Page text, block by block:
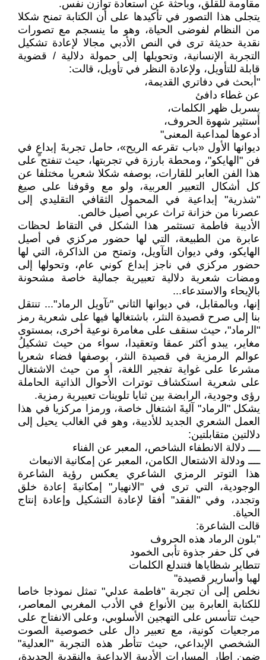
مقاومة للقلق، وباحثة عن استعادة توازن نفس.
يتجلى هذا التصور في تأكيدها على أن الكتابة تمنح شكلا
من النظام لفوضى الحياة، وهو ما ينسجم مع تصورات
نقدية حديثة ترى في النص الأدبي مجالا لإعادة تشكيل
التجربة الإنسانية، وتحويلها إلى حمولة دلالية / قضوية
قابلة للتأويل، ولإعادة النظر في تأويل، قالت:
"أبحث في دفاتري القديمة،
عن غطاء دافئ
يسربل ظهر الكلمات،
أستثير شهوة الحروف،
أدعوها لمداعبة المعنى"
ديوانها الأول «باب تقرعه الريح»، حامل تجربةَ إبداعٍ في
فن "الهايكو"، ومحطة بارزة في تجربتها، حيث تنفتح على
هذا الفن العابر للقارات، بوصفه شكلا شعريا مختلفا عن
كل أشكال التعبير العربية، ولو مع وقوفنا على صيغ
"شذرية" إبداعية في المحمول الثقافي التقليدي إلى
عصرنا من خزانة تراث عربي أصيل خالص.
الأديبة فاطمة تستثمر هذا الشكل في التقاط لحظات
عابرة من الطبيعة، التي لها حضور مركزي في أصيل
الهايكو، وفي ديوان التآويل، وتمتح من الذاكرة، التي لها
حضور مركزي في ناجز إبداع كوني عام، وتحولها إلى
ومضات شعرية دلالية تعبيرية جمالية خاصة مشحونة
بالإيحاء والاستدعاء...
إنها، وبالمقابل، في ديوانها الثاني "تآويل الرماد"... تنتقل
بنا إلى صرح قصيدة النثر، باشتغالها فيها على شعرية رمز
"الرماد"، حيث سنقف على مغامرة نوعية أخرى، بمستوى
مغاير، يبدو أكثر عمقا وتعقيدا، سواء من حيث تشكيلُ
عوالم الرمزية في قصيدة النثر، بوصفها فضاء شعريا
مشرعا على غواية تفجير اللغة، أو من حيث الاشتغال
على شعرية استكشاف توترات الأحوال الذاتية الحاملة
رؤى وجودية، الرابضة بين ثنايا تلوينات تعبيرية رمزية.
يشكل "الرماد" آليةَ اشتغال خاصة، ورمزا مركزيا في هذا
العمل الشعري الجديد للأديبة، وهو في الغالب يحيل إلى
دلالتين متقابلتين:
ــــ دلالة الانطفاء الشاخص، المعبر عن الفناء
ــــ ودلالة الاشتعال الكامن، المعبر عن إمكانية الانبعاث
هذا التوتر الرمزي الشاعري يعكس رؤية الشاعرة
الوجودية، التي ترى في "الانهيار" إمكانيةَ إعادة خلق
وتجدد، وفي "الفقد" أفقا لإعادة التشكيل وإعادة إنتاج
الحياة.
قالت الشاعرة:
"بلون الرماد هذه الحروف
في كل حفر جذوة تأبى الخمود
تتطاير شظاياها فتندلع الكلمات
لهبا وأسارير قصيدة"
نخلص إلى أن تجربة "فاطمة عدلي" تمثل نموذجا خاصا
للكتابة العابرة بين الأنواع في الأدب المغربي المعاصر،
حيث تتأسس على التهجين الأسلوبي، وعلى الانفتاح على
مرجعيات كونية، مع تعبير دال على خصوصية الصوت
الشخصي الإبداعي، حيث تتأطر هذه التجربة "العدلية"
ضمن إطار المسارات الأدبية الإبداعية والنقدية الجديدة،